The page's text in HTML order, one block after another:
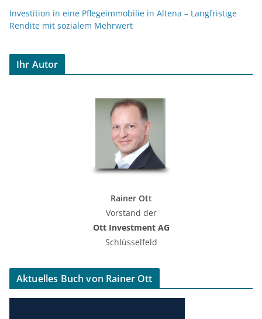
Investition in eine Pflegeimmobilie in Altena – Langfristige
Rendite mit sozialem Mehrwert
Ihr Autor
Rainer Ott
Vorstand der
Ott Investment AG
Schlüsselfeld
Aktuelles Buch von Rainer Ott